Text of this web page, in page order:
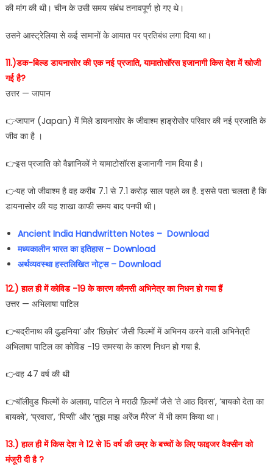
की मांग की थी। चीन के उसी समय संबंध तनावपूर्ण हो गए थे।
उसने आस्ट्रेलिया से कई सामानों के आयात पर प्रतिबंध लगा दिया था।
11.)डक-बिल्ड डायनासोर की एक नई प्रजाति, यामातोसॉरस इजानागी किस देश में खोजी
गई है?
उत्तर — जापान
👉जापान (Japan) में मिले डायनासोर के जीवाश्म हाड्रोसोर परिवार की नई प्रजाति के
जीव का है ।
👉इस प्रजाति को वैज्ञानिकों ने यामाटोसॉरस इजानागी नाम दिया है।
👉यह जो जीवाश्म है वह करीब 7.1 से 7.1 करोड़ साल पहले का है. इससे पता चलता है कि
डायनासोर की यह शाखा काफी समय बाद पनपी थी।
Ancient India Handwritten Notes – Download
मध्यकालीन भारत का इतिहास– Download
अर्थव्यवस्था हस्तलिखित नोट्स– Download
12.) हाल ही में कोविड -19 के कारण कौनसी अभिनेत्र का निधन हो गया हैं
उत्तर — अभिलाषा पाटिल
👉बद्रीनाथ की दुल्हनिया’ और ‘छिछोर’ जैसी फिल्मों में अभिनय करने वाली अभिनेत्री
अभिलाषा पाटिल का कोविड -19 समस्या के कारण निधन हो गया है.
👉वह 47 वर्ष की थी
👉बॉलीवुड फिल्मों के अलावा, पाटिल ने मराठी फ़िल्मों जैसे ‘ते आठ दिवस’, ‘बायको देता का
बायको’, ‘प्रवास’, ‘पिप्सी’ और ‘तुझ माझ अरेंज मैरेज’ में भी काम किया था।
13.) हाल ही में किस देश ने 12 से 15 वर्ष की उम्र के बच्चों के लिए फाइजर वैक्सीन को
मंजूरी दी है ?